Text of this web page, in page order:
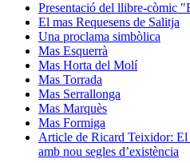
Presentació del llibre-còmic
El mas Requesens de Salitja
Una proclama simbòlica
Mas Esquerrà
Mas Horta del Molí
Mas Torrada
Mas Serrallonga
Mas Marquès
Mas Formiga
Article de Ricard Teixidor: El
amb nou segles d’existència